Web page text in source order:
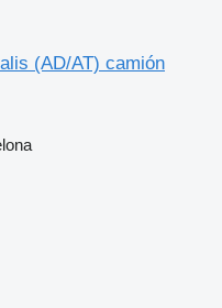
(AD/AT) camión